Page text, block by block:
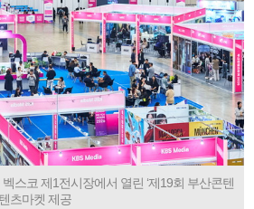
스코 제1전시장에서 열린 ‘제19회 부산콘텐
츠마켓 제공